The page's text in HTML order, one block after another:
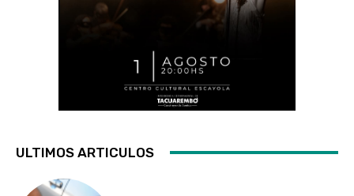
ULTIMOS ARTICULOS